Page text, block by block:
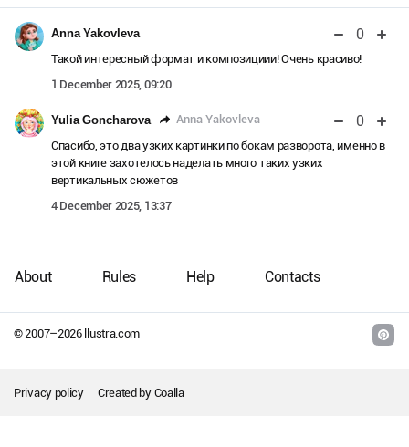
Anna Yakovleva 0
Такой интересный формат и композициии! Очень красиво!
1 December 2025, 09:20
Yulia Goncharova Anna Yakovleva 0
Спасибо, это два узких картинки по бокам разворота, именно в
этой книге захотелось наделать много таких узких
вертикальных сюжетов
4 December 2025, 13:37
© 2007–2026llustra.com
About Rules Help Contacts
Privacy policy Created by Coalla